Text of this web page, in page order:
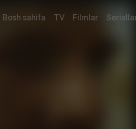
Bosh sahifa TV Filmlar